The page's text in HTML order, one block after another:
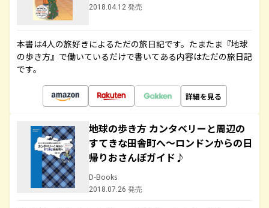
2018.04.12 発売
本書は4人の旅好きによるただの旅日記です。たまたま『地球
の歩き方』で働いているだけで書いてある内容はただの旅日記
です。
詳細を見る
地球の歩き方 カンタベリーと周辺の
すてきな田舎町へ～ロンドンからの日
帰りおさんぽガイド♪
D-Books
2018.07.26 発売